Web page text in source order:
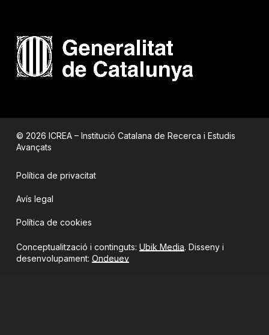
© 2026 ICREA – Institució Catalana de Recerca i Estudis
Avançats
Política de privacitat
Avís legal
Política de cookies
Conceptualització i continguts: Ubik Media. Disseny i
desenvolupament: Ondeuev